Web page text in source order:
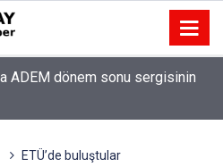
ADEM dönem sonu sergisinin
ETÜ’de buluştular